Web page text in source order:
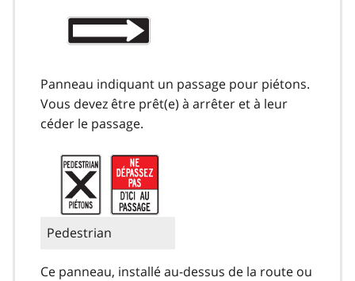
Panneau indiquant un passage pour piétons.
Vous devez être prêt(e) à arrêter et à leur
céder le passage.
Pedestrian
Ce panneau, installé au-dessus de la route ou